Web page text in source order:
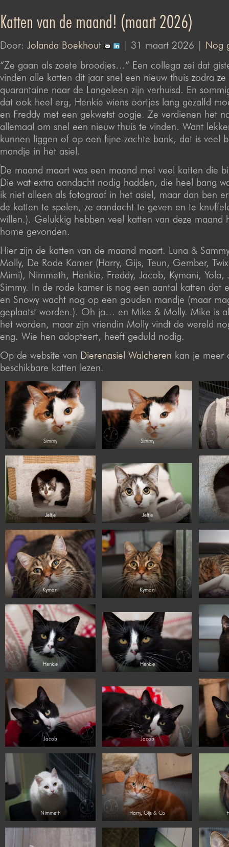
Katten van de maand! (maart 2026)
Door: Jolanda Boekhout | 31 maart 2026 | Nog
“Ze gaan als zoete broodjes…” Een collega zei dat
vinden alle katten dit jaar snel een nieuw thuis zodra ze
quarantaine naar de Langeleen zijn verhuisd. En
dat ook heel erg, Henkie wiens oortjes lang gezalfd
en Freddy met een gekwetst oogje. Ze verdienen het
allemaal om snel een nieuw thuis te vinden. Want
kunnen liggen of op een fijne zachte bank, dat is veel
mandje in het asiel.
De maand maart was een maand met veel katten die
Die wat extra aandacht nodig hadden, die heel bang
ik niet alleen als fotograaf in het asiel, maar dan ben
de katten te spelen, ze aandacht te geven en te
willen.). Gelukkig hebben veel katten van deze maand
home gevonden.
Hier zijn de katten van de maand maart. Luna &
Molly, De Rode Kamer (Harry, Gijs, Teun, Gember,
Mimi), Nimmeth, Henkie, Freddy, Jacob, Kymani, Yola,
Simmy. In de rode kamer is nog een aantal katten dat
en Snowy wacht nog op een gouden mandje (maar
geplaatst worden.). Oh ja… en Mike & Molly. Mike is
het worden, maar zijn vriendin Molly vindt de wereld
eng. Wie hen adopteert, heeft geduld nodig.
Op de website van Dierenasiel Walcheren kan je meer
beschikbare katten lezen.
Simmy Simmy
Jeltje Jeltje
Kymani Kymani
Henkie Henkie
Jacob Jacob
Nimmeth Harry, Gijs & Co